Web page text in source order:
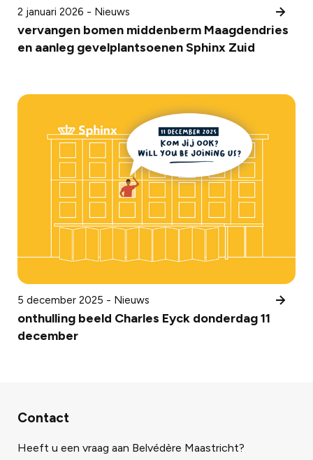
vervangen bomen middenberm Maagdendries
en aanleg gevelplantsoenen Sphinx Zuid
2 januari 2026 - Nieuws
onthulling beeld Charles Eyck donderdag 11
december
5 december 2025 - Nieuws
Contact
Heeft u een vraag aan Belvédère Maastricht?